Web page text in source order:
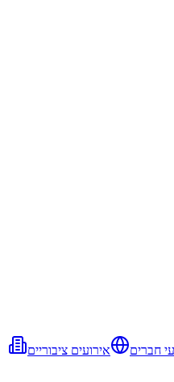
חברים
אירועים ציבוריים